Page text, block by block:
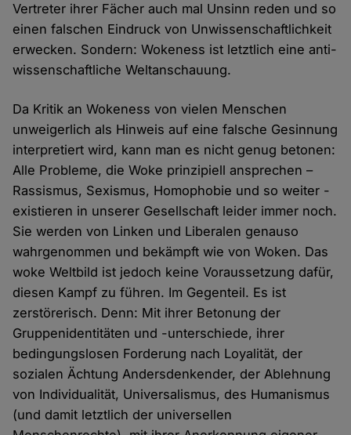
Vertreter ihrer Fächer auch mal Unsinn reden und so
einen falschen Eindruck von Unwissenschaftlichkeit
erwecken. Sondern: Wokeness ist letztlich eine anti-
wissenschaftliche Weltanschauung.
Da Kritik an Wokeness von vielen Menschen
unweigerlich als Hinweis auf eine falsche Gesinnung
interpretiert wird, kann man es nicht genug betonen:
Alle Probleme, die Woke prinzipiell ansprechen –
Rassismus, Sexismus, Homophobie und so weiter -
existieren in unserer Gesellschaft leider immer noch.
Sie werden von Linken und Liberalen genauso
wahrgenommen und bekämpft wie von Woken. Das
woke Weltbild ist jedoch keine Voraussetzung dafür,
diesen Kampf zu führen. Im Gegenteil. Es ist
zerstörerisch. Denn: Mit ihrer Betonung der
Gruppenidentitäten und -unterschiede, ihrer
bedingungslosen Forderung nach Loyalität, der
sozialen Ächtung Andersdenkender, der Ablehnung
von Individualität, Universalismus, des Humanismus
(und damit letztlich der universellen